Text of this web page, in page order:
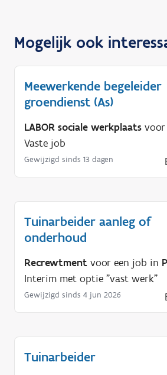
Mogelijk ook
Meewerkende begeleider
groendienst (As)
LABOR sociale werkplaats
Vaste job
Gewijzigd sinds 13 dagen
Tuinarbeider aanleg of
onderhoud
Recrewtment voor een job in
Interim met optie "vast werk"
Gewijzigd sinds 4 jun 2026
Tuinarbeider